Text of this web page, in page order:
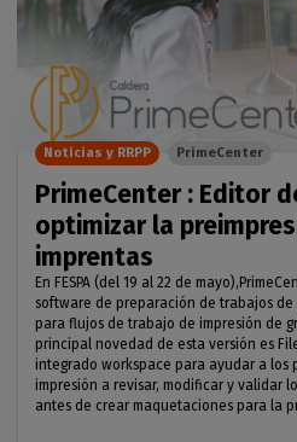
PrimeCenter : Editor
optimizar la
imprentas
En FESPA (del 19 al 22 de
software de preparación de trabajos
para flujos de trabajo de impresión de
principal novedad de esta versión es
integrado workspace para ayudar a los
impresión a revisar, modificar y validar
antes de crear maquetaciones para la
Noticias y RRPP PrimeCenter